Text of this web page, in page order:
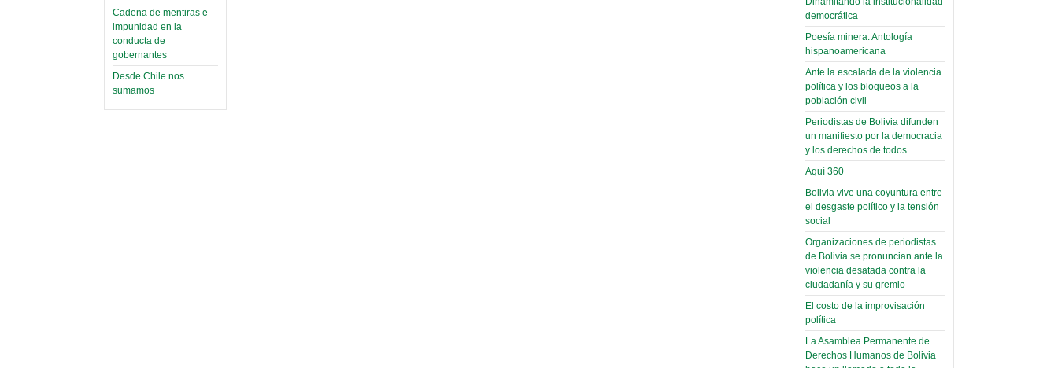
Cadena de mentiras e
impunidad en la
conducta de
gobernantes
Desde Chile nos
sumamos
(Miscelánea
palaciega 6)
El Infamatorio
Domingo, 12 Mayo 2019
Read more...
democrática
Poesía minera. Antología
hispanoamericana
Ante la escalada de la violencia
política y los bloqueos a la
población civil
Periodistas de Bolivia difunden
un manifiesto por la democracia
y los derechos de todos
Aquí 360
Bolivia vive una coyuntura entre
el desgaste político y la tensión
social
Organizaciones de periodistas
de Bolivia se pronuncian ante la
violencia desatada contra la
ciudadanía y su gremio
El costo de la improvisación
política
La Asamblea Permanente de
Derechos Humanos de Bolivia